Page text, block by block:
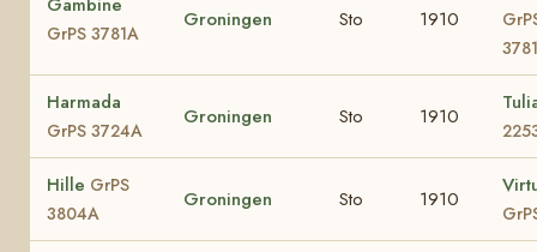
GrPS 3781A
Groningen Sto 1910
Harmada
GrPS 3724A
Groningen Sto 1910
Hille GrPS
3804A
Groningen Sto 1910